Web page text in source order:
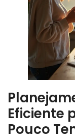
Eficiente
Pouco